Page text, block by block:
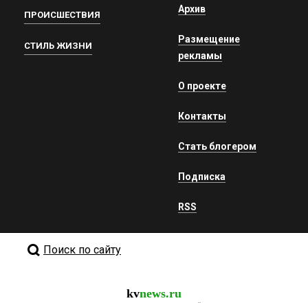
ПРОИСШЕСТВИЯ
СТИЛЬ ЖИЗНИ
Архив
Размещение
рекламы
О проекте
Контакты
Стать блогером
Подписка
RSS
Поиск по сайту
kvnews.ru